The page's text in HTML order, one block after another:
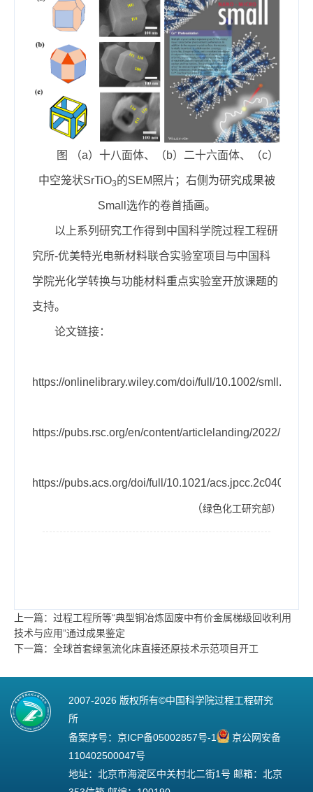
图 （a）十八面体、（b）二十六面体、（c）
中空笼状SrTiO3的SEM照片；右侧为研究成果被
Small选作的卷首插画。
以上系列研究工作得到中国科学院过程工程研
究所-优美特光电新材料联合实验室项目与中国科
学院光化学转换与功能材料重点实验室开放课题的
支持。
论文链接：
https://onlinelibrary.wiley.com/doi/full/10.1002/
https://pubs.rsc.org/en/content/articlelanding/2022/nr/
https://pubs.acs.org/doi/full/10.1021/acs.jpcc.2c04059
（绿色化工研究部）
上一篇：过程工程所等“典型铜冶炼固废中有价金属梯级回收利用
技术与应用”通过成果鉴定
下一篇：全球首套绿氢流化床直接还原技术示范项目开工
2007-2026 版权所有©中国科学院过程工程研究
所
备案序号： 京ICP备05002857号-1
京公网安备
110402500047号
地址：北京市海淀区中关村北二街1号 邮箱：北京